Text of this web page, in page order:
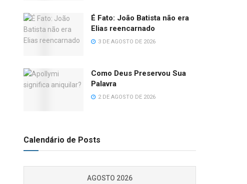
É Fato: João Batista não era
Elias reencarnado
3 DE AGOSTO DE 2026
Como Deus Preservou Sua
Palavra
2 DE AGOSTO DE 2026
Calendário de Posts
AGOSTO 2026